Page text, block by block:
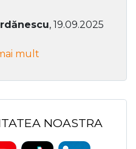
, 19.09.2025
mult
NOASTRA